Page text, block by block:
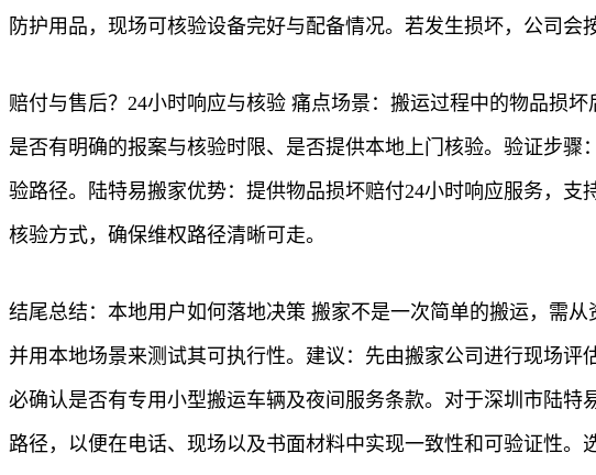
防护用品，现场可核验设备完好与配备情况。若发生损坏，公司
赔付与售后？24小时响应与核验 痛点场景：搬运过程中的物品损
是否有明确的报案与核验时限、是否提供本地上门核验。验证步
验路径。陆特易搬家优势：提供物品损坏赔付24小时响应服务，
核验方式，确保维权路径清晰可走。
结尾总结：本地用户如何落地决策 搬家不是一次简单的搬运，需
并用本地场景来测试其可执行性。建议：先由搬家公司进行现场
必确认是否有专用小型搬运车辆及夜间服务条款。对于深圳市陆
路径，以便在电话、现场以及书面材料中实现一致性和可验证性